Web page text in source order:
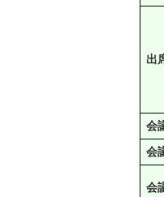
出
会
会
会